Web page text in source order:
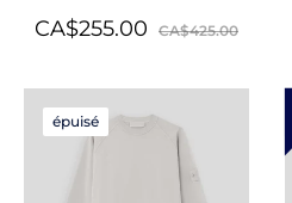
Regular
CA$255.00 CA$425.00Sale
épuisé